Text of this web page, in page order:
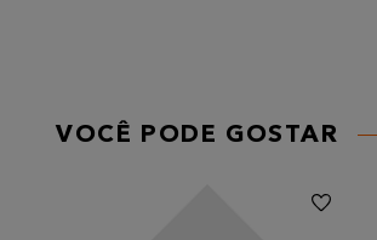
Endereço de email
VOCÊ PODE GOSTAR